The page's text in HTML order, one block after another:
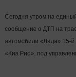
Сегодня утром на
сообщение о ДТП на
автомобили «Лада» 15-й
«Киа Рио», под